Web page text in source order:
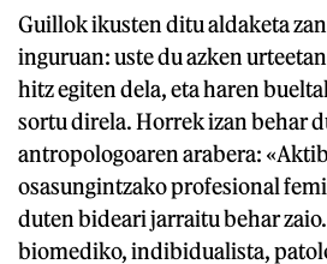
Guillok ikusten ditu aldaketa
inguruan: uste du azken
hitz egiten dela, eta haren
sortu direla. Horrek izan behar
antropologoaren arabera:
osasungintzako profesional
duten bideari jarraitu behar
biomediko, indibidualista,